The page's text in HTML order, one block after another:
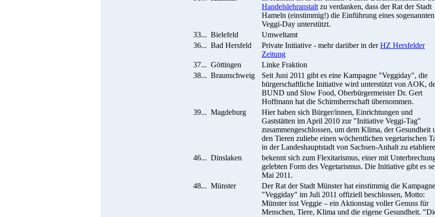
Handelslehranstalt zu verdanken, dass der Rat der Stadt
Hameln (einstimmig!) die Einführung eines sogenannten
Veggi-Day unterstützt.
33... Bielefeld
Umweltamt
36... Bad Hersfeld Private Initiative - mehr darüber in derHZ Hersfelder
Zeitung
37... Göttingen
Linke Fraktion
38... Braunschweig
Seit Juni 2011 gibt es eine Kampagne "Veggiday", die
bürgerschaftliche Initiative wird unterstützt von AOK,
BUND und Slow Food, Oberbürgermeister Dr. Gert
Hoffmann hat die Schirmherrschaft übernommen.
39... Magdeburg
Hier haben sich Bürger/innen, Einrichtungen und
Gaststätten im April 2010 zur "Initiative Veggi-Tag"
zusammengeschlossen, um dem Klima, der Gesundheit
den Tieren zuliebe einen wöchentlichen vegetarischen
in der Landeshauptstadt von Sachsen-Anhalt zu
46... Dinslaken
bekennt sich zum Flexitarismus, einer mit
gelebten Form des Vegetarismus. Die Initiative gibt es
Mai 2011.
48... Münster
Der Rat der Stadt Münster hat einstimmig die Kampagne
"Veggiday" im Juli 2011 offiziell beschlossen, Motto:
Münster isst Veggie – ein Aktionstag voller Genuss für
Menschen, Tiere, Klima und die eigene Gesundheit.